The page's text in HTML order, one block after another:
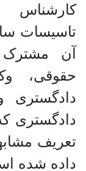
تاسیسات
آن مشترک
حقوقی،
دادگستری
دادگستری
تعریف
داده شده